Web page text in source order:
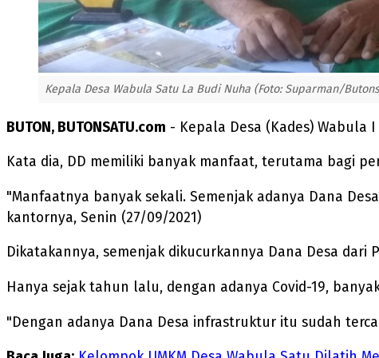
Kepala Desa Wabula Satu La Budi Nuha (Foto: Suparman/
BUTON, BUTONSATU.com - Kepala Desa (Kades) Wabula
Kata dia, DD memiliki banyak manfaat, terutama bagi
"Manfaatnya banyak sekali. Semenjak adanya Dana
kantornya, Senin (27/09/2021)
Dikatakannya, semenjak dikucurkannya Dana Desa
Hanya sejak tahun lalu, dengan adanya Covid-19,
"Dengan adanya Dana Desa infrastruktur itu sudah